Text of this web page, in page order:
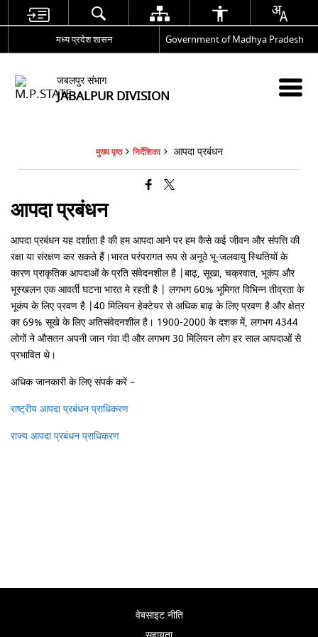
मध्य प्रदेश शासन Government of Madhya Pradesh
जबलपुर संभाग
JABALPUR DIVISION
मुख्य पृष्ठ निर्देशिका आपदा प्रबंधन
आपदा प्रबंधन
आपदा प्रबंधन यह दर्शाता है की हम आपदा आने पर हम कैसे कई जीवन और संपत्ति की
रक्षा या संरक्षण कर सकते हैं।भारत परंपरागत रूप से अनूठे भू-जलवायु स्थितियों के
कारण प्राकृतिक आपदाओं के प्रति संवेदनशील है |बाढ़, सूखा, चक्रवात, भूकंप और
भूस्खलन एक आवर्ती घटना भारत मे रहती है | लगभग 60% भूमिगत विभिन्न तीव्रता के
भूकंप के लिए प्रवण है |40 मिलियन हेक्टेयर से अधिक बाढ़ के लिए प्रवण है और क्षेत्र
का 69% सूखे के लिए अतिसंवेदनशील है। 1900-2000 के दशक में, लगभग 4344
लोगों ने औसतन अपनी जान गंवा दी और लगभग 30 मिलियन लोग हर साल आपदाओं से
प्रभावित थे।
अधिक जानकारी के लिए संपर्क करें –
राष्ट्रीय आपदा प्रबंधन प्राधिकरण
राज्य आपदा प्रबंधन प्राधिकरण
वेबसाइट नीति